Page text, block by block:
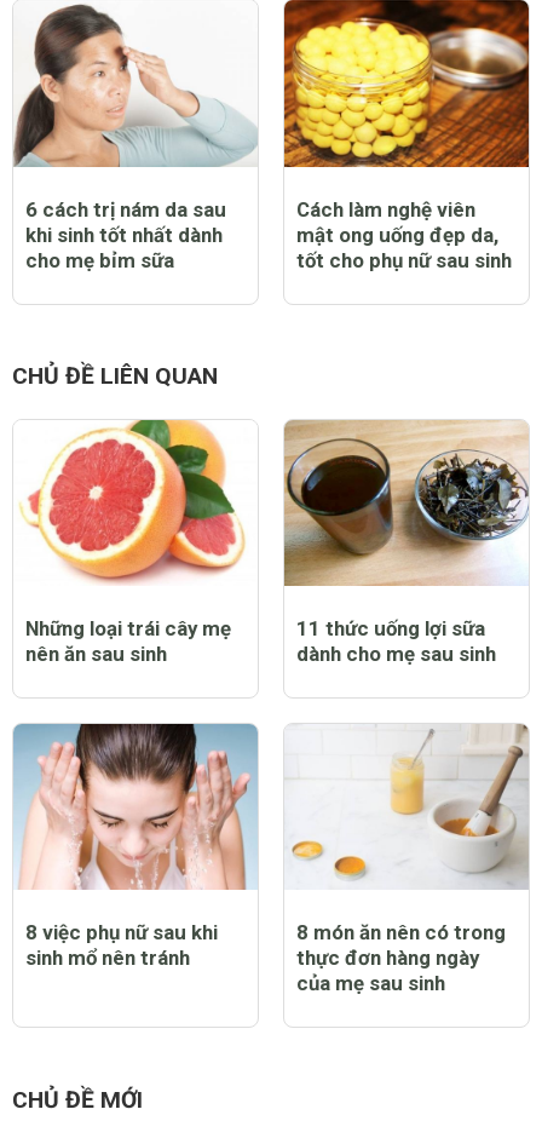
6 cách trị nám da sau
khi sinh tốt nhất dành
cho mẹ bỉm sữa
Cách làm nghệ viên
mật ong uống đẹp da,
tốt cho phụ nữ sau sinh
CHỦ ĐỀ LIÊN QUAN
Những loại trái cây mẹ
nên ăn sau sinh
11 thức uống lợi sữa
dành cho mẹ sau sinh
8 việc phụ nữ sau khi
sinh mổ nên tránh
8 món ăn nên có trong
thực đơn hàng ngày
của mẹ sau sinh
CHỦ ĐỀ MỚI